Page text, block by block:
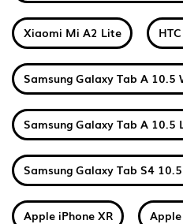
Xiaomi Mi A2 Lite
Samsung Galaxy Tab A
Samsung Galaxy Tab A 10.5
Samsung Galaxy Tab S4
Apple iPhone XR Apple